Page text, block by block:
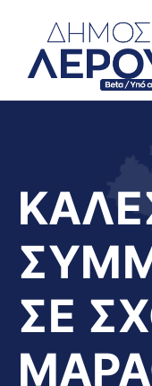
Αρχική
Διαφάνεια
Το
Νησί
Μας
ΣΕ